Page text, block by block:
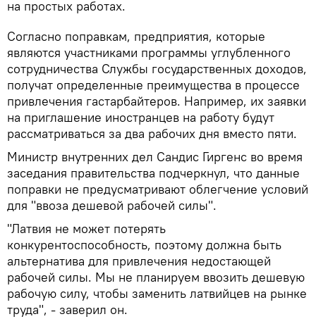
на простых работах.
Согласно поправкам, предприятия, которые
являются участниками программы углубленного
сотрудничества Службы государственных доходов,
получат определенные преимущества в процессе
привлечения гастарбайтеров. Например, их заявки
на приглашение иностранцев на работу будут
рассматриваться за два рабочих дня вместо пяти.
Министр внутренних дел Сандис Гиргенс во время
заседания правительства подчеркнул, что данные
поправки не предусматривают облегчение условий
для "ввоза дешевой рабочей силы".
"Латвия не может потерять
конкурентоспособность, поэтому должна быть
альтернатива для привлечения недостающей
рабочей силы. Мы не планируем ввозить дешевую
рабочую силу, чтобы заменить латвийцев на рынке
труда", - заверил он.